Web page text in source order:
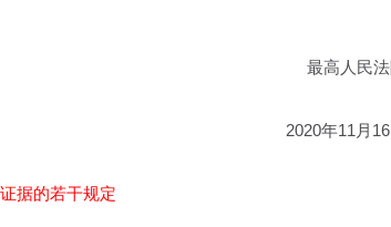
最高人民
2020年11月
据的若干规定